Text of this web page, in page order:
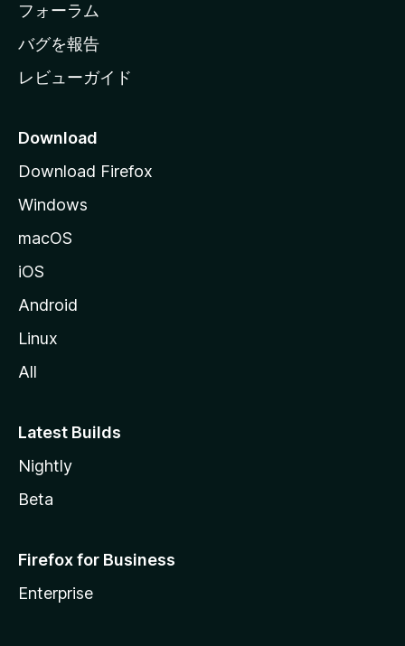
ジ
へ
フォーラム
バグを報告
レビューガイド
Download
Download Firefox
Windows
macOS
iOS
Android
Linux
All
Latest Builds
Nightly
Beta
Firefox for Business
Enterprise